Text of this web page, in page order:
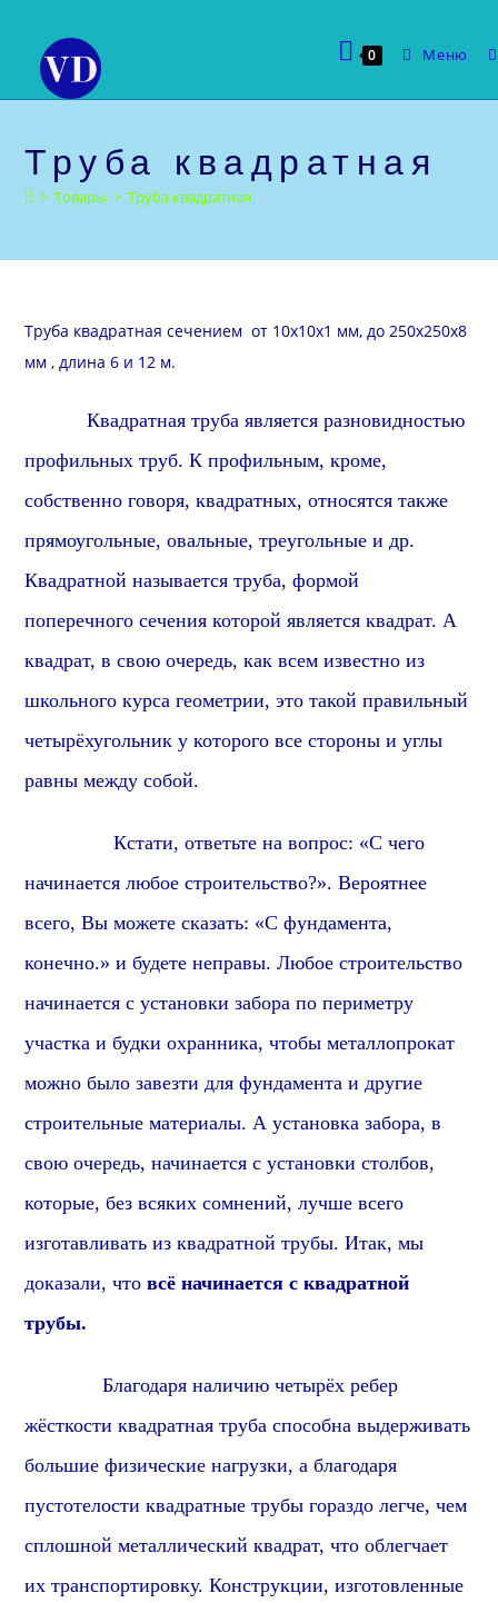
содержимому
0 Меню
Труба квадратная
> Товары > Труба квадратная
Труба квадратная сечением от 10х10х1 мм, до 250х250х8
мм , длина 6 и 12 м.
Квадратная труба является разновидностью
профильных труб. К профильным, кроме,
собственно говоря, квадратных, относятся также
прямоугольные, овальные, треугольные и др.
Квадратной называется труба, формой
поперечного сечения которой является квадрат. А
квадрат, в свою очередь, как всем известно из
школьного курса геометрии, это такой правильный
четырёхугольник у которого все стороны и углы
равны между собой.
Кстати, ответьте на вопрос: «С чего
начинается любое строительство?». Вероятнее
всего, Вы можете сказать: «С фундамента,
конечно.» и будете неправы. Любое строительство
начинается с установки забора по периметру
участка и будки охранника, чтобы металлопрокат
можно было завезти для фундамента и другие
строительные материалы. А установка забора, в
свою очередь, начинается с установки столбов,
которые, без всяких сомнений, лучше всего
изготавливать из квадратной трубы. Итак, мы
доказали, чтовсё начинается с квадратной
трубы.
Благодаря наличию четырёх ребер
жёсткости квадратная труба способна выдерживать
большие физические нагрузки, а благодаря
пустотелости квадратные трубы гораздо легче, чем
сплошной металлический квадрат, что облегчает
их транспортировку. Конструкции, изготовленные